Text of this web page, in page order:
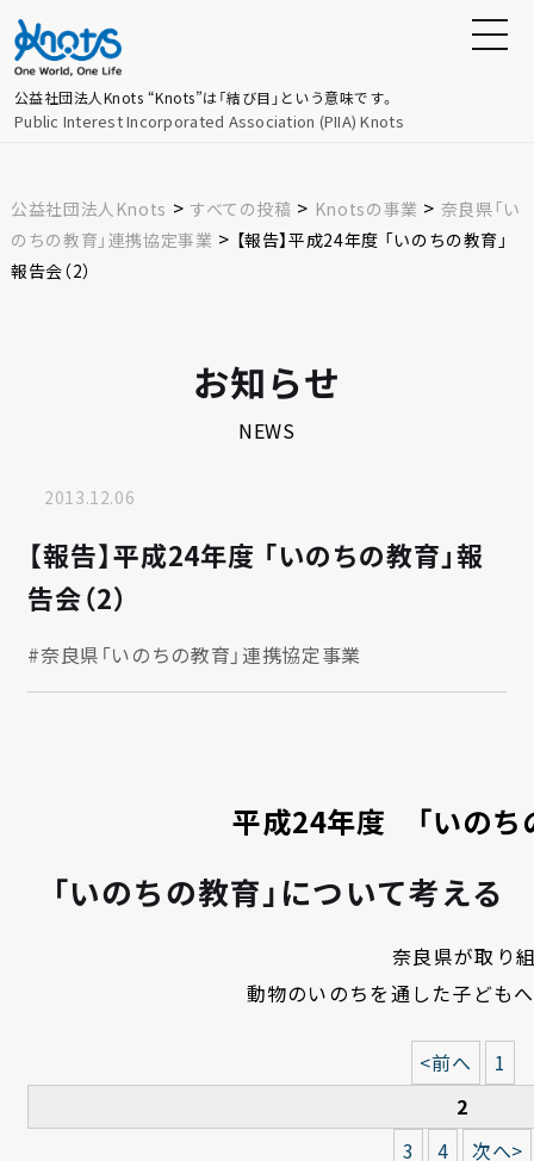
公益社団法人Knots “Knots”は「結び目」という意味です。
Public Interest Incorporated Association (PIIA) Knots
公益社団法人Knots > すべての投稿 > Knotsの事業 > 奈良県「い
のちの教育」連携協定事業 > 【報告】平成24年度 「いのちの教育」
報告会（2）
お知らせ
NEWS
2013.12.06
【報告】平成24年度 「いのちの教育」報
告会（2）
#奈良県「いのちの教育」連携協定事業
平成24年度 「いのち
「いのちの教育」について考える
奈良県が取り
動物のいのちを通した子どもへ
<前へ
1
2
3
4 次へ>